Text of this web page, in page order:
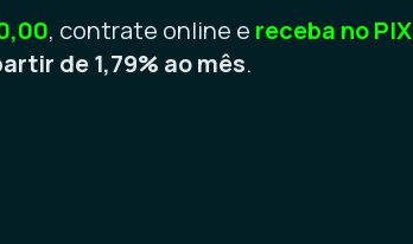
, contrate online e receba no PIX
de 1,79% ao mês.